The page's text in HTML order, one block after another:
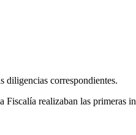
diligencias correspondientes.
Fiscalía realizaban las primeras